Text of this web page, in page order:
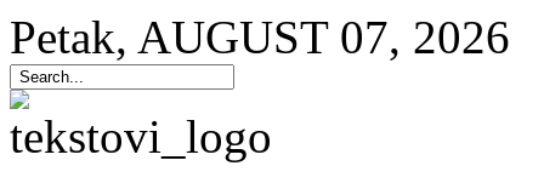
Petak, AUGUST 07, 2026